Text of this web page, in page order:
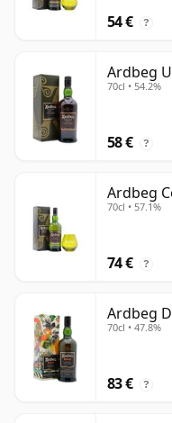
54 € ?
Ardbeg
70cl • 54.2%
58 € ?
Ardbeg
70cl • 57.1%
74 € ?
Ardbeg
70cl • 47.8%
83 € ?